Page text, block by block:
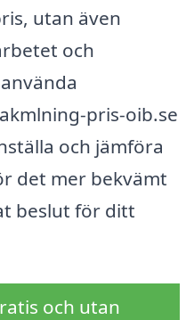
utan även
och
pris-oib.se
och jämföra
det mer bekvämt
beslut för ditt
och utan